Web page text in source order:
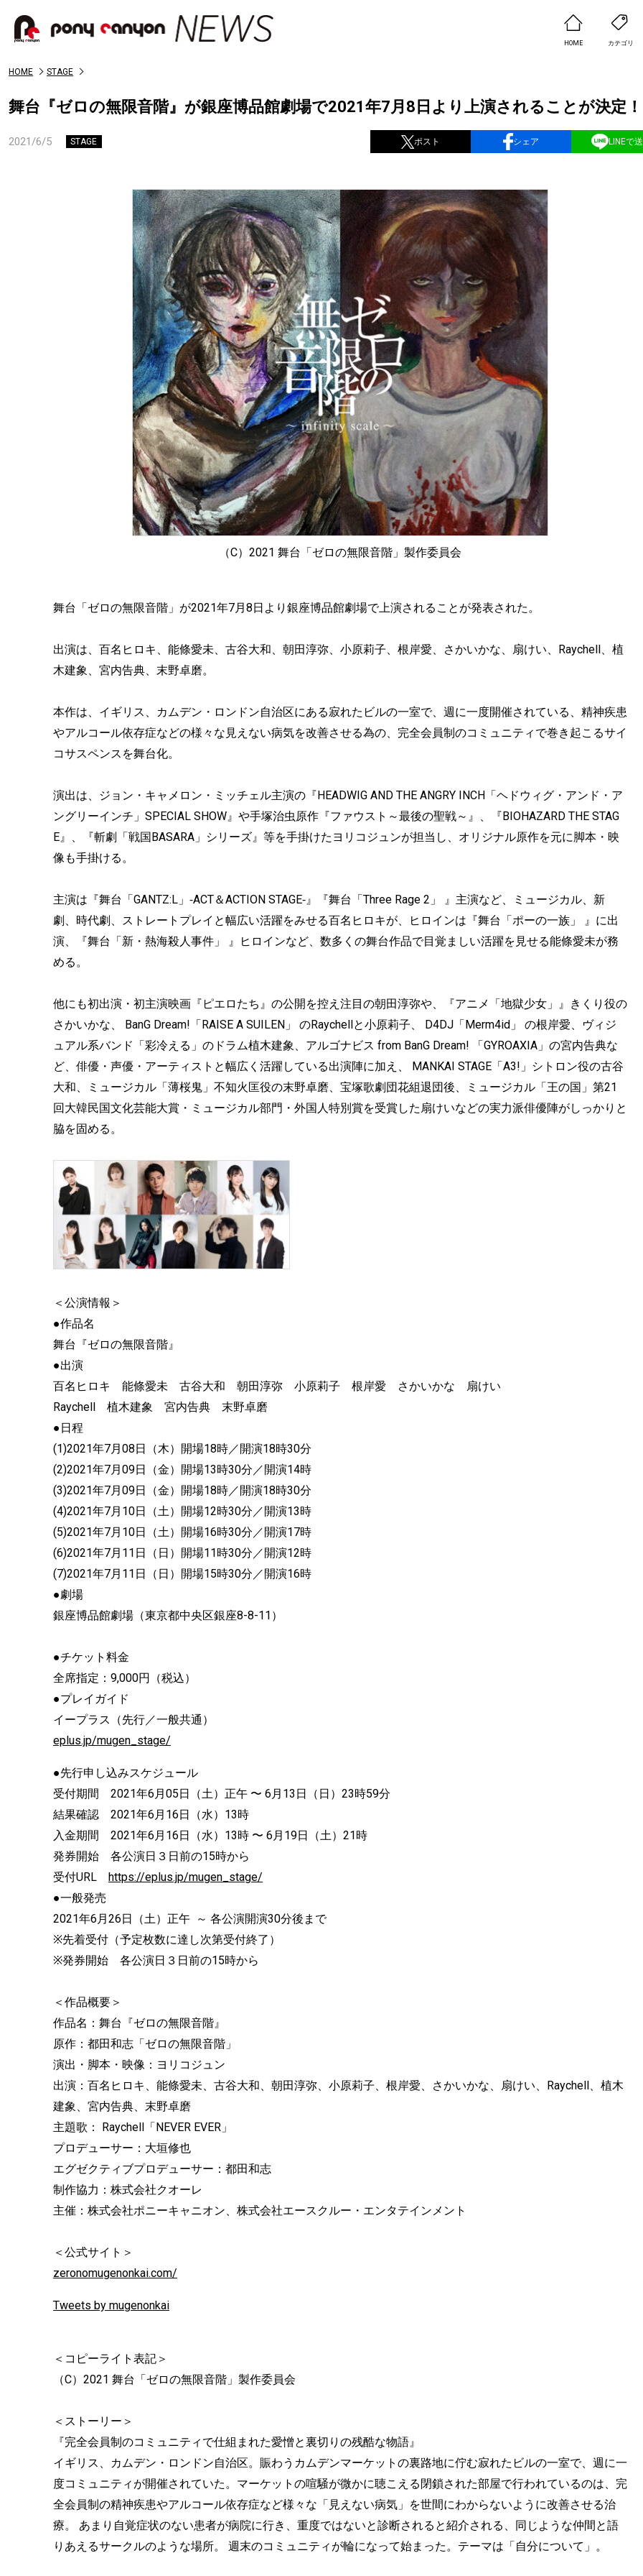
HOME カテゴリ
HOME STAGE
舞台『ゼロの無限音階』が銀座博品館劇場で2021年7月8日より上演されることが決定！
2021/6/5 STAGE ポスト シェア LINEで
（C）2021 舞台「ゼロの無限音階」製作委員会
舞台「ゼロの無限音階」が2021年7月8日より銀座博品館劇場で上演されることが発表された。
出演は、百名ヒロキ、能條愛未、古谷大和、朝田淳弥、小原莉子、根岸愛、さかいかな、扇けい、Raychell、植
木建象、宮内告典、末野卓磨。
本作は、イギリス、カムデン・ロンドン自治区にある寂れたビルの一室で、週に一度開催されている、精神疾患
やアルコール依存症などの様々な見えない病気を改善させる為の、完全会員制のコミュニティで巻き起こるサイ
コサスペンスを舞台化。
演出は、ジョン・キャメロン・ミッチェル主演の『HEADWIG AND THE ANGRY INCH「ヘドウィグ・アンド・ア
ングリーインチ」SPECIAL SHOW』や手塚治虫原作『ファウスト～最後の聖戦～』、『BIOHAZARD THE STAG
E』、『斬劇「戦国BASARA」シリーズ』等を手掛けたヨリコジュンが担当し、オリジナル原作を元に脚本・映
像も手掛ける。
主演は『舞台「GANTZ:L」‐ACT＆ACTION STAGE‐』『舞台「Three Rage 2」 』主演など、ミュージカル、新
劇、時代劇、ストレートプレイと幅広い活躍をみせる百名ヒロキが、ヒロインは『舞台「ポーの一族」 』に出
演、『舞台「新・熱海殺人事件」 』ヒロインなど、数多くの舞台作品で目覚ましい活躍を見せる能條愛未が務
める。
他にも初出演・初主演映画『ピエロたち』の公開を控え注目の朝田淳弥や、『アニメ「地獄少女」』きくり役の
さかいかな、 BanG Dream!「RAISE A SUILEN」 のRaychellと小原莉子、 D4DJ「Merm4id」 の根岸愛、ヴィジ
ュアル系バンド「彩冷える」のドラム植木建象、アルゴナビス from BanG Dream! 「GYROAXIA」の宮内告典な
ど、俳優・声優・アーティストと幅広く活躍している出演陣に加え、 MANKAI STAGE「A3!」シトロン役の古谷
大和、ミュージカル「薄桜鬼」不知火匡役の末野卓磨、宝塚歌劇団花組退団後、ミュージカル「王の国」第21
回大韓民国文化芸能大賞・ミュージカル部門・外国人特別賞を受賞した扇けいなどの実力派俳優陣がしっかりと
脇を固める。
＜公演情報＞
●作品名
舞台『ゼロの無限音階』
●出演
百名ヒロキ 能條愛未 古谷大和 朝田淳弥 小原莉子 根岸愛 さかいかな 扇けい
Raychell 植木建象 宮内告典 末野卓磨
●日程
(1)2021年7月08日（木）開場18時／開演18時30分
(2)2021年7月09日（金）開場13時30分／開演14時
(3)2021年7月09日（金）開場18時／開演18時30分
(4)2021年7月10日（土）開場12時30分／開演13時
(5)2021年7月10日（土）開場16時30分／開演17時
(6)2021年7月11日（日）開場11時30分／開演12時
(7)2021年7月11日（日）開場15時30分／開演16時
●劇場
銀座博品館劇場（東京都中央区銀座8-8-11）
●チケット料金
全席指定：9,000円（税込）
●プレイガイド
イープラス（先行／一般共通）
eplus.jp/mugen_stage/
●先行申し込みスケジュール
受付期間 2021年6月05日（土）正午 〜 6月13日（日）23時59分
結果確認 2021年6月16日（水）13時
入金期間 2021年6月16日（水）13時 〜 6月19日（土）21時
発券開始 各公演日３日前の15時から
受付URL https://eplus.jp/mugen_stage/
●一般発売
2021年6月26日（土）正午 ～ 各公演開演30分後まで
※先着受付（予定枚数に達し次第受付終了）
※発券開始 各公演日３日前の15時から
＜作品概要＞
作品名：舞台『ゼロの無限音階』
原作：都田和志「ゼロの無限音階」
演出・脚本・映像：ヨリコジュン
出演：百名ヒロキ、能條愛未、古谷大和、朝田淳弥、小原莉子、根岸愛、さかいかな、扇けい、Raychell、植木
建象、宮内告典、末野卓磨
主題歌： Raychell「NEVER EVER」
プロデューサー：大垣修也
エグゼクティブプロデューサー：都田和志
制作協力：株式会社クオーレ
主催：株式会社ポニーキャニオン、株式会社エースクルー・エンタテインメント
＜公式サイト＞
zeronomugenonkai.com/
Tweets by mugenonkai
＜コピーライト表記＞
（C）2021 舞台「ゼロの無限音階」製作委員会
＜ストーリー＞
『完全会員制のコミュニティで仕組まれた愛憎と裏切りの残酷な物語』
イギリス、カムデン・ロンドン自治区。賑わうカムデンマーケットの裏路地に佇む寂れたビルの一室で、週に一
度コミュニティが開催されていた。マーケットの喧騒が微かに聴こえる閉鎖された部屋で行われているのは、完
全会員制の精神疾患やアルコール依存症など様々な「見えない病気」を世間にわからないように改善させる治
療。 あまり自覚症状のない患者が病院に行き、重度ではないと診断されると紹介される、同じような仲間と語
りあえるサークルのような場所。 週末のコミュニティが輪になって始まった。テーマは「自分について」。